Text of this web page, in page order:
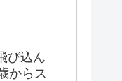
び込ん
からス